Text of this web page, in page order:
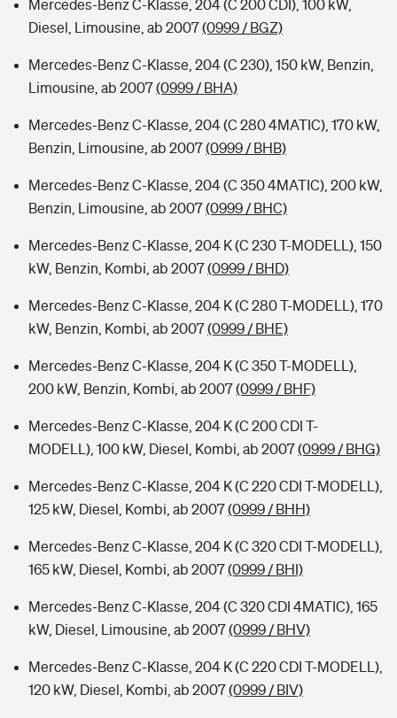
Mercedes-Benz C-Klasse, 204 (C 200 CDI), 100 kW,
Diesel, Limousine, ab 2007(0999 / BGZ)
Mercedes-Benz C-Klasse, 204 (C 230), 150 kW, Benzin,
Limousine, ab 2007(0999 / BHA)
Mercedes-Benz C-Klasse, 204 (C 280 4MATIC), 170 kW,
Benzin, Limousine, ab 2007(0999 / BHB)
Mercedes-Benz C-Klasse, 204 (C 350 4MATIC), 200 kW,
Benzin, Limousine, ab 2007(0999 / BHC)
Mercedes-Benz C-Klasse, 204 K (C 230 T-MODELL), 150
kW, Benzin, Kombi, ab 2007(0999 / BHD)
Mercedes-Benz C-Klasse, 204 K (C 280 T-MODELL), 170
kW, Benzin, Kombi, ab 2007(0999 / BHE)
Mercedes-Benz C-Klasse, 204 K (C 350 T-MODELL),
200 kW, Benzin, Kombi, ab 2007(0999 / BHF)
Mercedes-Benz C-Klasse, 204 K (C 200 CDI T-
MODELL), 100 kW, Diesel, Kombi, ab 2007(0999 / BHG)
Mercedes-Benz C-Klasse, 204 K (C 220 CDI T-MODELL),
125 kW, Diesel, Kombi, ab 2007(0999 / BHH)
Mercedes-Benz C-Klasse, 204 K (C 320 CDI T-MODELL),
165 kW, Diesel, Kombi, ab 2007(0999 / BHI)
Mercedes-Benz C-Klasse, 204 (C 320 CDI 4MATIC), 165
kW, Diesel, Limousine, ab 2007(0999 / BHV)
Mercedes-Benz C-Klasse, 204 K (C 220 CDI T-MODELL),
120 kW, Diesel, Kombi, ab 2007(0999 / BIV)